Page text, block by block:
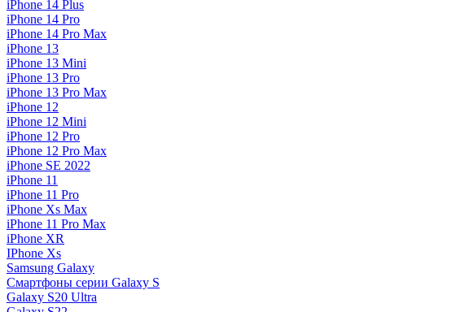
iPhone 14 Plus
iPhone 14 Pro
iPhone 14 Pro Max
iPhone 13
iPhone 13 Mini
iPhone 13 Pro
iPhone 13 Pro Max
iPhone 12
iPhone 12 Mini
iPhone 12 Pro
iPhone 12 Pro Max
iPhone SE 2022
iPhone 11
iPhone 11 Pro
iPhone Xs Max
iPhone 11 Pro Max
iPhone XR
IPhone Xs
Samsung Galaxy
Смартфоны серии Galaxy S
Galaxy S20 Ultra